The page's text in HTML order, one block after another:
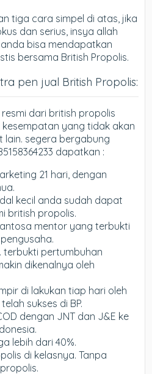
tiga cara simpel di atas, jika
dan serius, insya allah
bisa mendapatkan
bersama British Propolis.
pen jual British Propolis:
dari british propolis
yang tidak akan
segera bergabung
dapatkan :
21 hari, dengan
kecil anda sudah dapat
british propolis.
mentor yang terbukti
terbukti pertumbuhan
dikenalnya oleh
di lakukan tiap hari oleh
sukses di BP.
dengan JNT dan J&E ke
lebih dari 40%.
di kelasnya. Tanpa